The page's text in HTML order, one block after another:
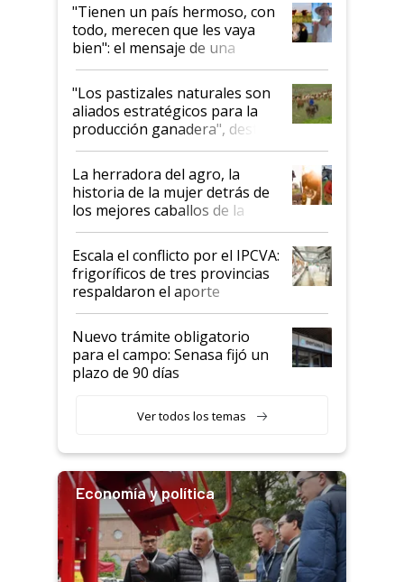
"Tienen un país hermoso, con
todo, merecen que les vaya
bien": el mensaje de una
ganadera uruguaya sobre las
oportunidades que se abren
para el agro en Argentina, con
foco en la carne
"Los pastizales naturales son
aliados estratégicos para la
producción ganadera", destaca
la iniciativa que ya reúne a 46
establecimientos en Argentina
La herradora del agro, la
historia de la mujer detrás de
los mejores caballos de la
Argentina y los mitos que
todavía hacen sufrir a estos
animales: "Mientras me
descalificaban, yo seguí
haciendo currículum"
Escala el conflicto por el IPCVA:
frigoríficos de tres provincias
respaldaron el aporte
obligatorio
Nuevo trámite obligatorio
para el campo: Senasa fijó un
plazo de 90 días
Ver todos los temas
Economía y política